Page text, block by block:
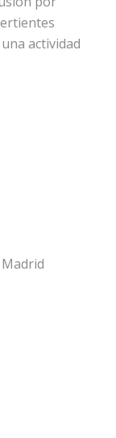
actividad
Madrid